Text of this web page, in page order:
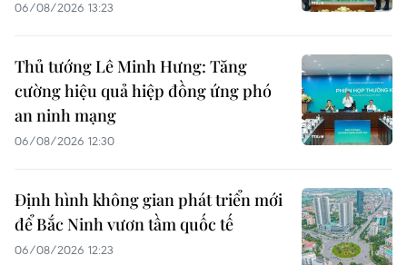
06/08/2026 13:23
Thủ tướng Lê Minh Hưng: Tăng
cường hiệu quả hiệp đồng ứng phó
an ninh mạng
06/08/2026 12:30
Định hình không gian phát triển mới
để Bắc Ninh vươn tầm quốc tế
06/08/2026 12:23